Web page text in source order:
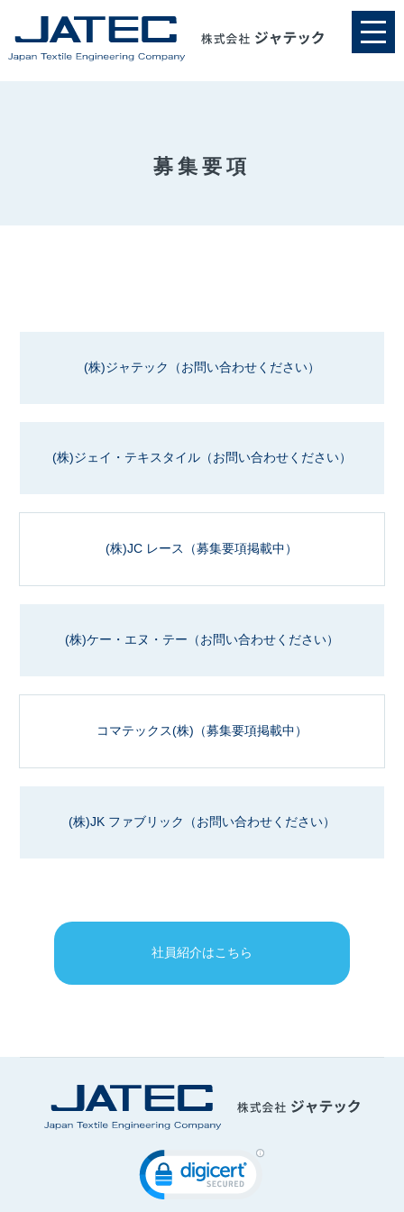
募集要項
(株)ジャテック （お問い合わせください）
(株)ジェイ・テキスタイル（お問い合わせください）
(株)JC レース（募集要項掲載中）
(株)ケー・エヌ・テー （お問い合わせください）
コマテックス(株)（募集要項掲載中）
(株)JK ファブリック（お問い合わせください）
社員紹介はこちら